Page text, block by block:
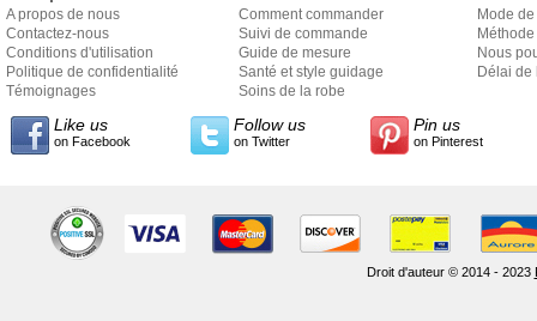
A propos de nous
Contactez-nous
Conditions d'utilisation
Politique de confidentialité
Témoignages
Comment commander
Suivi de commande
Guide de mesure
Santé et style guidage
Soins de la robe
Mode
Nous
Délai de
Like us
on Facebook
Follow us
on Twitter
Pin us
on Pinterest
Droit d'auteur © 2014 - 2023